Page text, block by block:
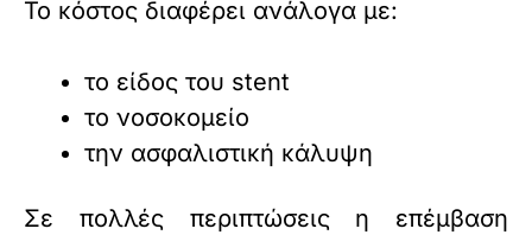
Το κόστος διαφέρει ανάλογα με:
το είδος του stent
το νοσοκομείο
την ασφαλιστική κάλυψη
Σε πολλές περιπτώσεις η επέμβαση